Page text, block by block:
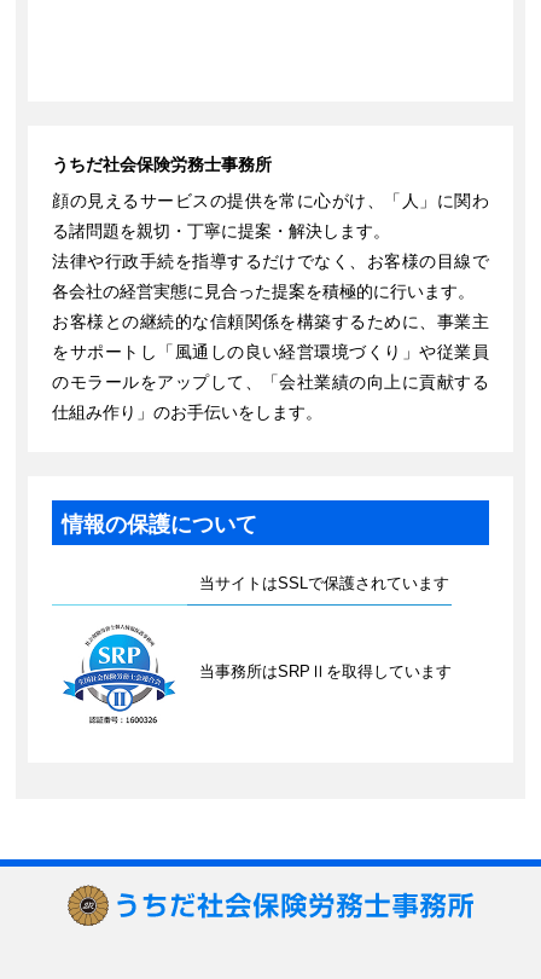
うちだ社会保険労務士事務所
顔の見えるサービスの提供を常に心がけ、「人」に関わ
る諸問題を親切・丁寧に提案・解決します。
法律や行政手続を指導するだけでなく、お客様の目線で
各会社の経営実態に見合った提案を積極的に行います。
お客様との継続的な信頼関係を構築するために、事業主
をサポートし「風通しの良い経営環境づくり」や従業員
のモラールをアップして、「会社業績の向上に貢献する
仕組み作り」のお手伝いをします。
情報の保護について
当サイトはSSLで保護されています
当事務所はSRPⅡを取得しています